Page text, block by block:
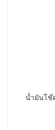
น้ำมันโช๊ค